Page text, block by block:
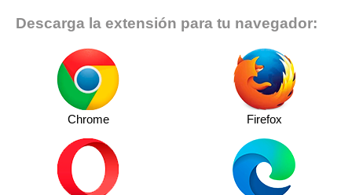
Descarga la extensión para tu navegador:
Chrome Firefox